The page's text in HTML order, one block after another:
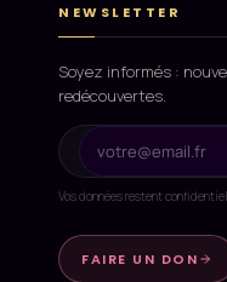
NEWSLETTER
Soyez informés :
redécouvertes.
Vos données restent
FAIRE UN DON